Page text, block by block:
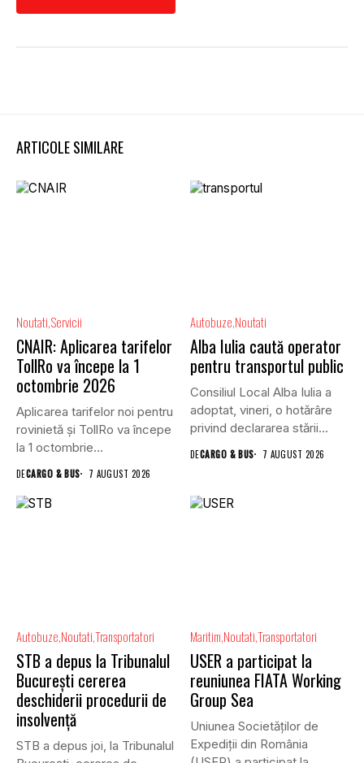
ARTICOLE SIMILARE
Noutati Servicii
CNAIR: Aplicarea tarifelor
TollRo va începe la 1
octombrie 2026
Aplicarea tarifelor noi pentru
rovinietă și TollRo va începe
la 1 octombrie...
DECARGO & BUS 7 AUGUST 2026
Autobuze Noutati
Alba Iulia caută operator
pentru transportul public
Consiliul Local Alba Iulia a
adoptat, vineri, o hotărâre
privind declararea stării...
DECARGO & BUS 7 AUGUST 2026
Autobuze NoutatiTransportatori
STB a depus la Tribunalul
București cererea
deschiderii procedurii de
insolvență
STB a depus joi, la Tribunalul
Maritim NoutatiTransportatori
USER a participat la
reuniunea FIATA Working
Group Sea
Uniunea Societăților de
Expediții din România